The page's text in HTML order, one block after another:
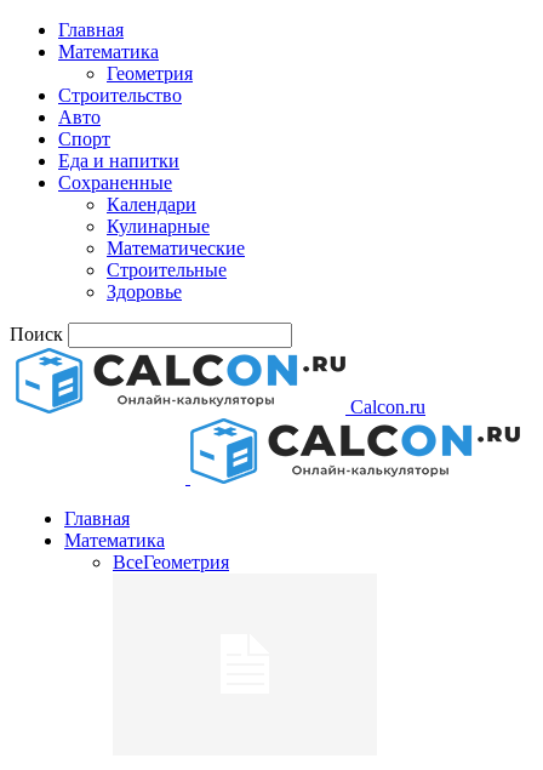
Главная
Математика
Геометрия
Строительство
Авто
Спорт
Еда и напитки
Сохраненные
Календари
Кулинарные
Математические
Строительные
Здоровье
Поиск
Calcon.ru
Главная
Математика
ВсеГеометрия